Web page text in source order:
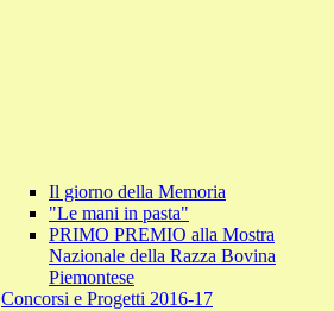
Il giorno della Memoria
"Le mani in pasta"
PRIMO PREMIO alla Mostra
Nazionale della Razza Bovina
Piemontese
Concorsi e Progetti 2016-17